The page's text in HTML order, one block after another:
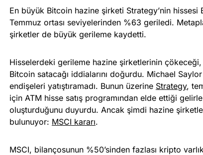
En büyük Bitcoin hazine şirketi Strategy’nin hissesi
Temmuz ortası seviyelerinden %63 geriledi.
şirketler de büyük gerileme kaydetti.
Hisselerdeki gerileme hazine şirketlerinin
Bitcoin satacağı iddialarını doğurdu. Michael
endişeleri yatıştıramadı. Bunun üzerine Strategy,
için ATM hisse satış programından elde ettiği
oluşturduğunu duyurdu. Ancak şimdi hazine
bulunuyor: MSCI kararı.
MSCI, bilançosunun %50’sinden fazlası kripto